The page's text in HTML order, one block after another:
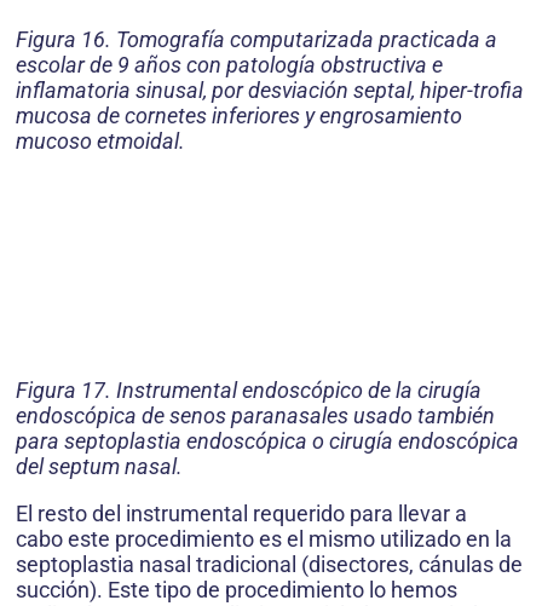
Figura 16. Tomografía computarizada practicada a
escolar de 9 años con patología obstructiva e
inflamatoria sinusal, por desviación septal, hiper-trofia
mucosa de cornetes inferiores y engrosamiento
mucoso etmoidal.
Figura 17. Instrumental endoscópico de la cirugía
endoscópica de senos paranasales usado también
para septoplastia endoscópica o cirugía endoscópica
del septum nasal.
El resto del instrumental requerido para llevar a
cabo este procedimiento es el mismo utilizado en la
septoplastia nasal tradicional (disectores, cánulas de
succión). Este tipo de procedimiento lo hemos